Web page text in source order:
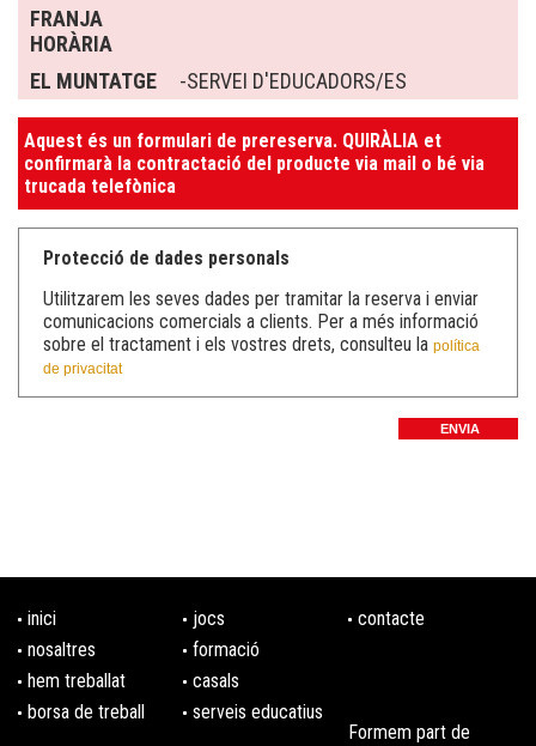
FRANJA
HORÀRIA
EL MUNTATGE
-SERVEI D'EDUCADORS/ES
Aquest és un formulari de prereserva. QUIRÀLIA et
confirmarà la contractació del producte via mail o bé via
trucada telefònica
Protecció de dades personals
Utilitzarem les seves dades per tramitar la reserva i enviar
comunicacions comercials a clients. Per a més informació
sobre el tractament i els vostres drets, consulteu la política
de privacitat
inici
nosaltres
hem treballat
borsa de treball
jocs
formació
casals
serveis educatius
contacte
Formem part de